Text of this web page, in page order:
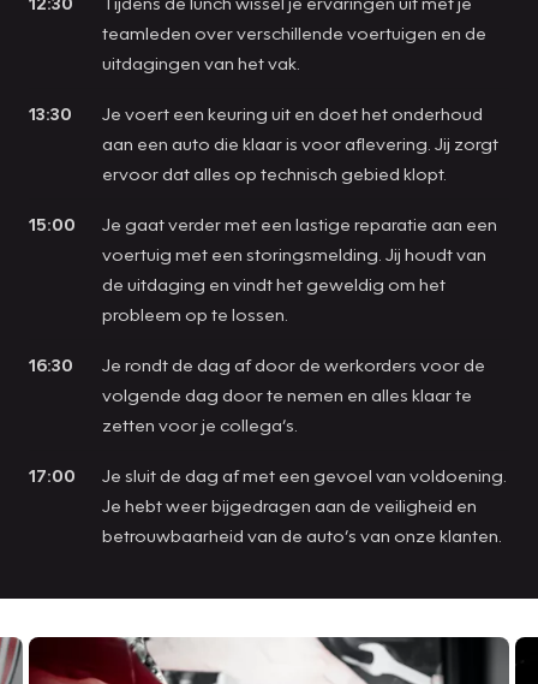
teamleden over verschillende voertuigen en de
uitdagingen van het vak.
13:30
Je voert een keuring uit en doet het onderhoud
aan een auto die klaar is voor aflevering. Jij zorgt
ervoor dat alles op technisch gebied klopt.
15:00
Je gaat verder met een lastige reparatie aan een
voertuig met een storingsmelding. Jij houdt van
de uitdaging en vindt het geweldig om het
probleem op te lossen.
16:30
Je rondt de dag af door de werkorders voor de
volgende dag door te nemen en alles klaar te
zetten voor je collega’s.
17:00
Je sluit de dag af met een gevoel van voldoening.
Je hebt weer bijgedragen aan de veiligheid en
betrouwbaarheid van de auto’s van onze klanten.